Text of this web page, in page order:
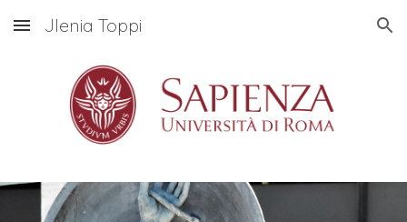
Skip to main content Skip to navigation
Jlenia Toppi